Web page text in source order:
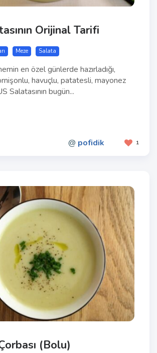
Orijinal Tarifi
Meze Salata
en özel günlerde hazırladığı,
havuçlu, patatesli, mayonez
Salatasının bugün...
1
@ pofidik
(Bolu)